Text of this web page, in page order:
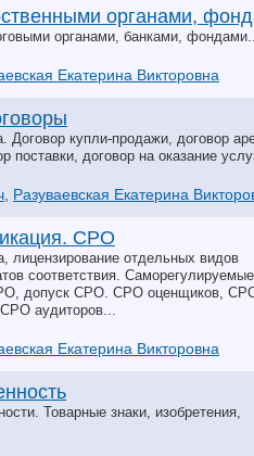
органами,
органами, банками,
Екатерина Викторовна
Договор купли-продажи, договор
поставки, договор на оказание
Разуваевская Екатерина
СРО
лицензирование отдельных видов
соответствия. Саморегулируемые
допуск СРО. СРО оценщиков,
аудиторов...
Екатерина Викторовна
Товарные знаки, изобретения,